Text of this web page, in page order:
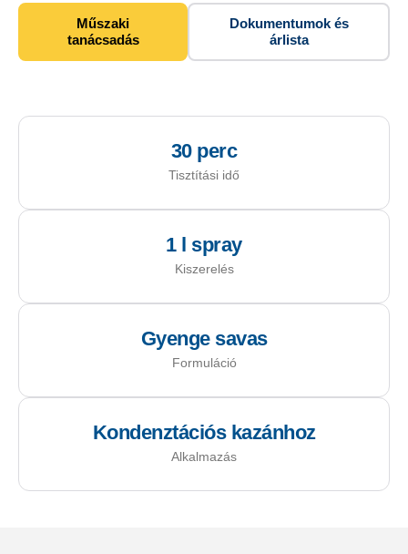
Műszaki
tanácsadás
Dokumentumok és
árlista
30 perc
Tisztítási idő
1 l spray
Kiszerelés
Gyenge savas
Formuláció
Kondenztációs kazánhoz
Alkalmazás